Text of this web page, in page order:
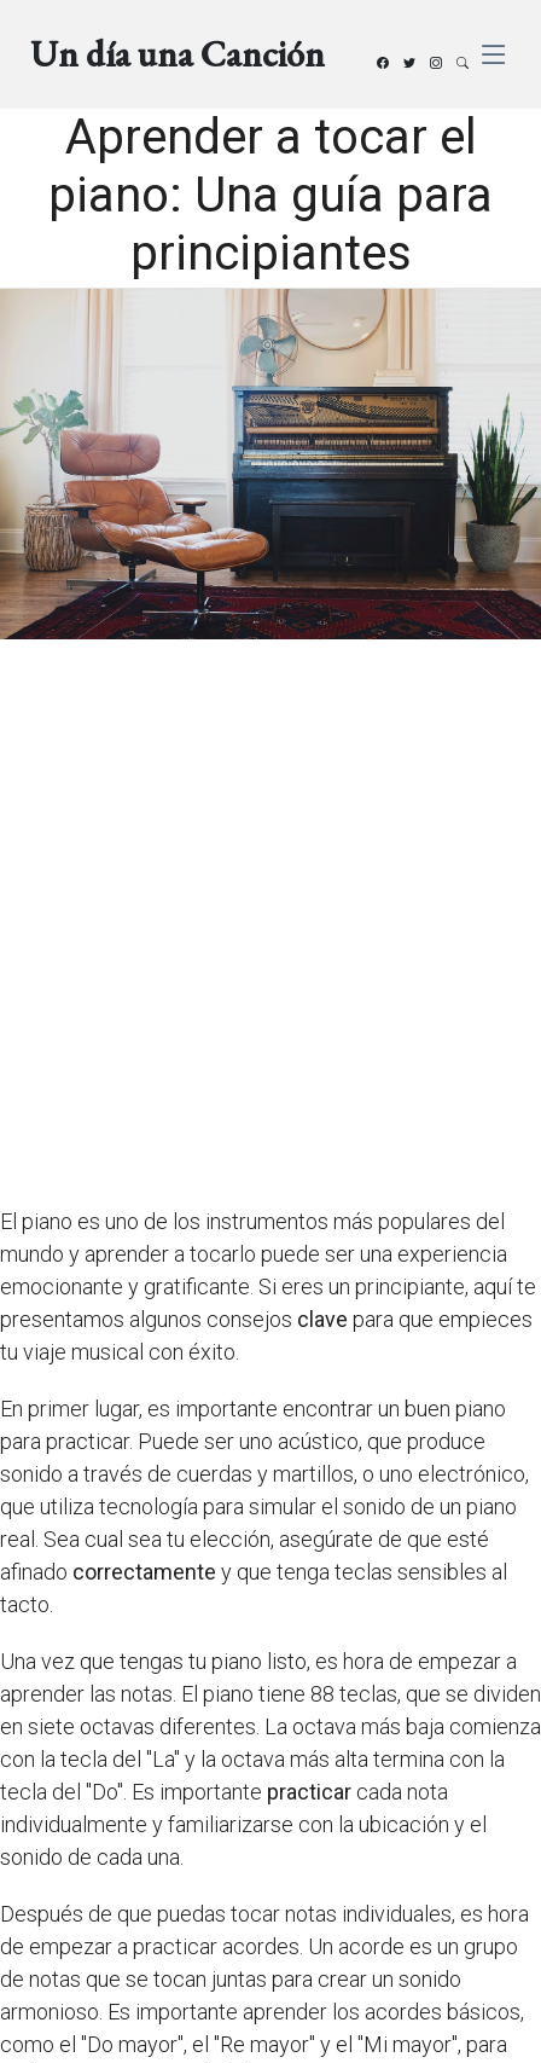
Un día una Canción
Aprender a tocar el
piano: Una guía para
principiantes
El piano es uno de los instrumentos más populares del
mundo y aprender a tocarlo puede ser una experiencia
emocionante y gratificante. Si eres un principiante, aquí te
presentamos algunos consejos clave para que empieces
tu viaje musical con éxito.
En primer lugar, es importante encontrar un buen piano
para practicar. Puede ser uno acústico, que produce
sonido a través de cuerdas y martillos, o uno electrónico,
que utiliza tecnología para simular el sonido de un piano
real. Sea cual sea tu elección, asegúrate de que esté
afinado correctamente y que tenga teclas sensibles al
tacto.
Una vez que tengas tu piano listo, es hora de empezar a
aprender las notas. El piano tiene 88 teclas, que se dividen
en siete octavas diferentes. La octava más baja comienza
con la tecla del "La" y la octava más alta termina con la
tecla del "Do". Es importante practicar cada nota
individualmente y familiarizarse con la ubicación y el
sonido de cada una.
Después de que puedas tocar notas individuales, es hora
de empezar a practicar acordes. Un acorde es un grupo
de notas que se tocan juntas para crear un sonido
armonioso. Es importante aprender los acordes básicos,
como el "Do mayor", el "Re mayor" y el "Mi mayor", para